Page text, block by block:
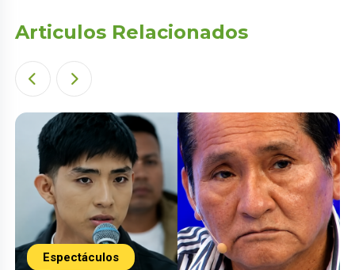
Articulos Relacionados
Espectáculos